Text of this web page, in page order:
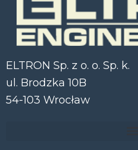
ELTRON Sp. z o. o. Sp. k.
ul. Brodzka 10B
54-103 Wrocław